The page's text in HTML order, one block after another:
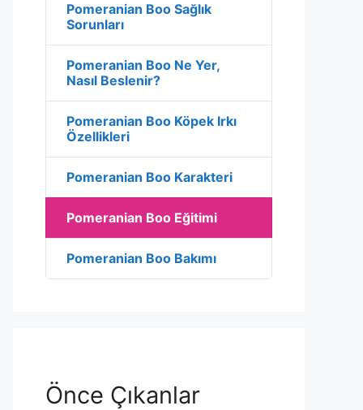
Pomeranian Boo Sağlık
Sorunları
Pomeranian Boo Ne Yer,
Nasıl Beslenir?
Pomeranian Boo Köpek Irkı
Özellikleri
Pomeranian Boo Karakteri
Pomeranian Boo Eğitimi
Pomeranian Boo Bakımı
Önce Çıkanlar